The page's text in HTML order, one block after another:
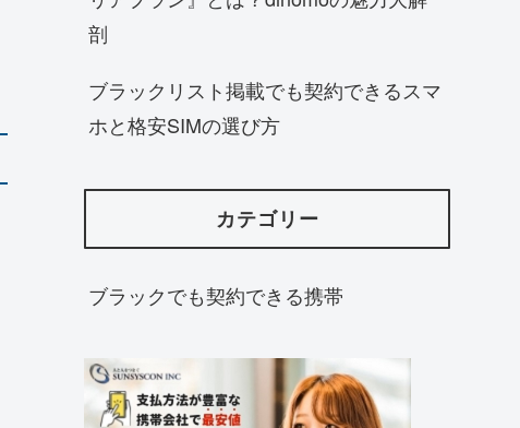
剖
ブラックリスト掲載でも契約できるスマ
ホと格安SIMの選び方
カテゴリー
ブラックでも契約できる携帯